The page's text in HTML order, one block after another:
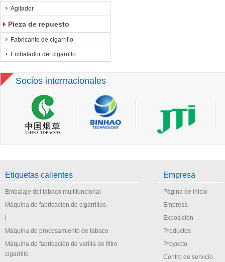
Agitador
Pieza de repuesto
Fabricante de cigarrillo
Embalador del cigarrillo
Socios internacionales
Etiquetas calientes
Embalaje del tabaco multifuncional
Máquina de fabricación de cigarrillos
i
Máquina de procesamiento de tabaco
Máquina de fabricación de varilla de filtro
cigarrillo
Empresa
Página de inicio
Empresa
Exposición
Productos
Proyecto
Centro de servicio